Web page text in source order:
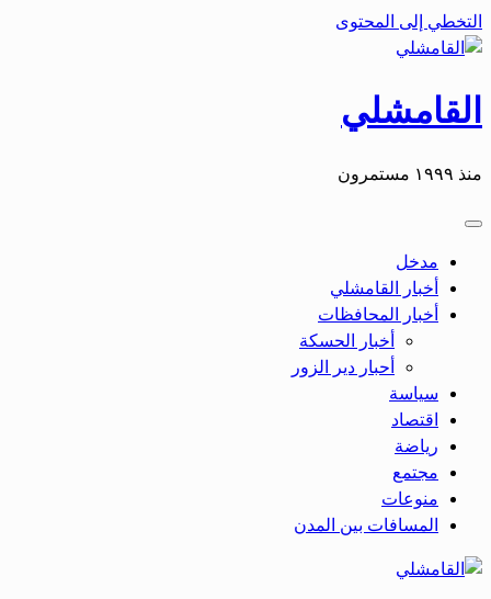
التخطي إلى المحتوى
القامشلي
منذ ١٩٩٩ مستمرون
مدخل
أخبار القامشلي
أخبار المحافظات
أخبار الحسكة
أحبار دير الزور
سياسة
اقتصاد
رياضة
مجتمع
منوعات
المسافات بين المدن